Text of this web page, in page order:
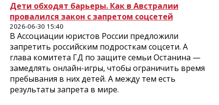
Дети обходят барьеры. Как в Австралии
провалился закон с запретом соцсетей
2026-06-30 15:40
В Ассоциации юристов России предложили
запретить российским подросткам соцсети. А
глава комитета ГД по защите семьи Останина —
замедлять онлайн-игры, чтобы ограничить время
пребывания в них детей. А между тем есть
результаты запрета в мире.